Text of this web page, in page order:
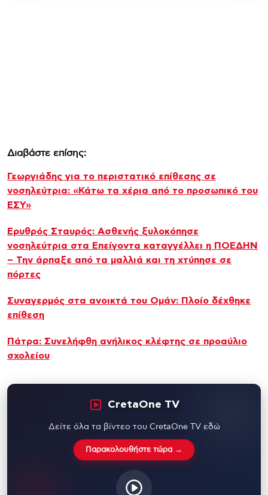
Διαβάστε επίσης:
Γεωργιάδης για το περιστατικό επίθεσης σε
νοσηλεύτρια: «Κάτω τα χέρια από το προσωπικό του
ΕΣΥ»
Ερυθρός Σταυρός: Ασθενής ξυλοκόπησε
νοσηλεύτρια στα Επείγοντα καταγγέλλει η ΠΟΕΔΗΝ
– Την άρπαξε από τα μαλλιά και τη χτύπησε σε
πόρτες
Συναγερμός στα ανοικτά του Ομάν: Πλοίο δέχθηκε
επίθεση
Πάτρα: Συνελήφθη ανήλικος κλέφτης σε προαύλιο
σχολείου
CretaOne TV
Δείτε όλα τα βίντεο του CretaOne TV εδώ
Παρακολουθήστε τώρα →